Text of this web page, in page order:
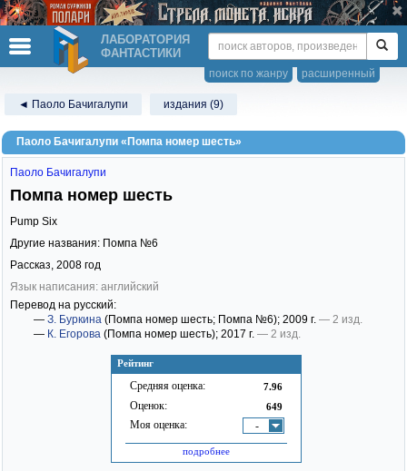
ЛАБОРАТОРИЯ
ФАНТАСТИКИ
расширенный
поиск по жанру
◄ Паоло Бачигалупи издания (9)
Паоло Бачигалупи «Помпа номер шесть»
Рейтинг
Средняя оценка: 7.96
Оценок: 649
Моя оценка: -
подробнее
Паоло Бачигалупи
Помпа номер шесть
Pump Six
Другие названия: Помпа №6
Рассказ, 2008 год
Язык написания: английский
Перевод на русский:
— З. Буркина (Помпа номер шесть; Помпа №6); 2009 г. — 2 изд.
— К. Егорова (Помпа номер шесть); 2017 г. — 2 изд.